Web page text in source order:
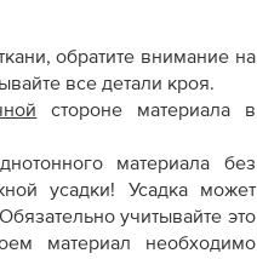
обратите внимание на
все детали кроя.
стороне материала в
материала без
усадки! Усадка может
учитывайте это
материал необходимо